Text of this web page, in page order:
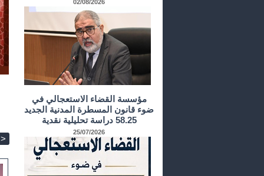
>
02/08/2026
مؤسسة القضاء الاستعجالي في
ضوء قانون المسطرة المدنية الجديد
58.25 دراسة تحليلية نقدية
25/07/2026